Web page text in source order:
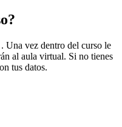
. Una vez dentro del curso le
al aula virtual. Si no tienes
tus datos.